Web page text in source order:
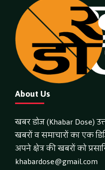
About Us
खबर डोज (Khabar Dose)
खबरों व समाचारों का एक
अपने क्षेत्र की खबरों को
khabardose@gmail.com